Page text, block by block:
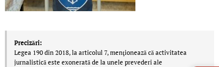
Precizări:
Legea 190 din 2018, la articolul 7, menţionează că activitatea
jurnalistică este exonerată de la unele prevederi ale